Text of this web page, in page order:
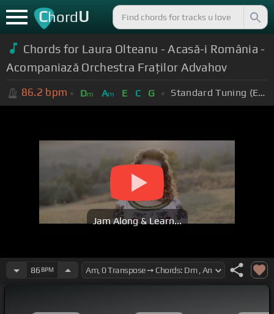
ChordU
Chords for Laura Olteanu - Acasă-i România -
Acompaniază Orchestra Fraților Advahov
86.2 bpm Dm Am E C G Standard Tuning (EADGBE)
Jam Along & Learn...
86 BPM